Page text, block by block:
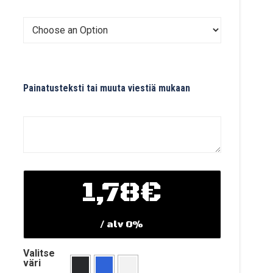
Painatusteksti tai muuta viestiä mukaan
1,78€
/ alv 0%
Valitse
väri